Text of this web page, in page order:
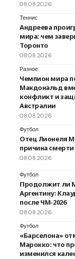
08.08.2026
Теннис
Андреева
мира: чем
Торонто
08.08.2026
Разное
Чемпион мира
Макдональд
конфликт и
Австралии
08.08.2026
Футбол
Отец Лионеля
причина смерти
08.08.2026
Футбол
Продолжит ли
Аргентину:
после ЧМ-2026
08.08.2026
Футбол
«Барселона»
Марокко: что
изменился